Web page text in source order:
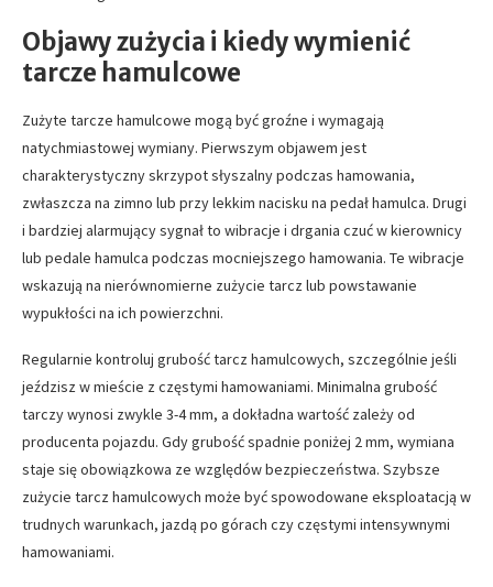
Objawy zużycia i kiedy wymienić
tarcze hamulcowe
Zużyte tarcze hamulcowe mogą być groźne i wymagają
natychmiastowej wymiany. Pierwszym objawem jest
charakterystyczny skrzypot słyszalny podczas hamowania,
zwłaszcza na zimno lub przy lekkim nacisku na pedał hamulca. Drugi
i bardziej alarmujący sygnał to wibracje i drgania czuć w kierownicy
lub pedale hamulca podczas mocniejszego hamowania. Te wibracje
wskazują na nierównomierne zużycie tarcz lub powstawanie
wypukłości na ich powierzchni.
Regularnie kontroluj grubość tarcz hamulcowych, szczególnie jeśli
jeździsz w mieście z częstymi hamowaniami. Minimalna grubość
tarczy wynosi zwykle 3-4 mm, a dokładna wartość zależy od
producenta pojazdu. Gdy grubość spadnie poniżej 2 mm, wymiana
staje się obowiązkowa ze względów bezpieczeństwa. Szybsze
zużycie tarcz hamulcowych może być spowodowane eksploatacją w
trudnych warunkach, jazdą po górach czy częstymi intensywnymi
hamowaniami.